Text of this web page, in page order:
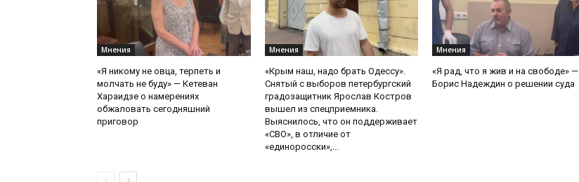
Мнения
«Я никому не овца, терпеть и
молчать не буду» — Кетеван
Хараидзе о намерениях
обжаловать сегодняшний
приговор
Мнения
«Крым наш, надо брать Одессу».
Снятый с выборов петербургский
градозащитник Ярослав Костров
вышел из спецприемника.
Выяснилось, что он поддерживает
«СВО», в отличие от
«единоросски»,...
Мнения
«Я рад, что я жив и на свободе» —
Борис Надеждин о решении суда